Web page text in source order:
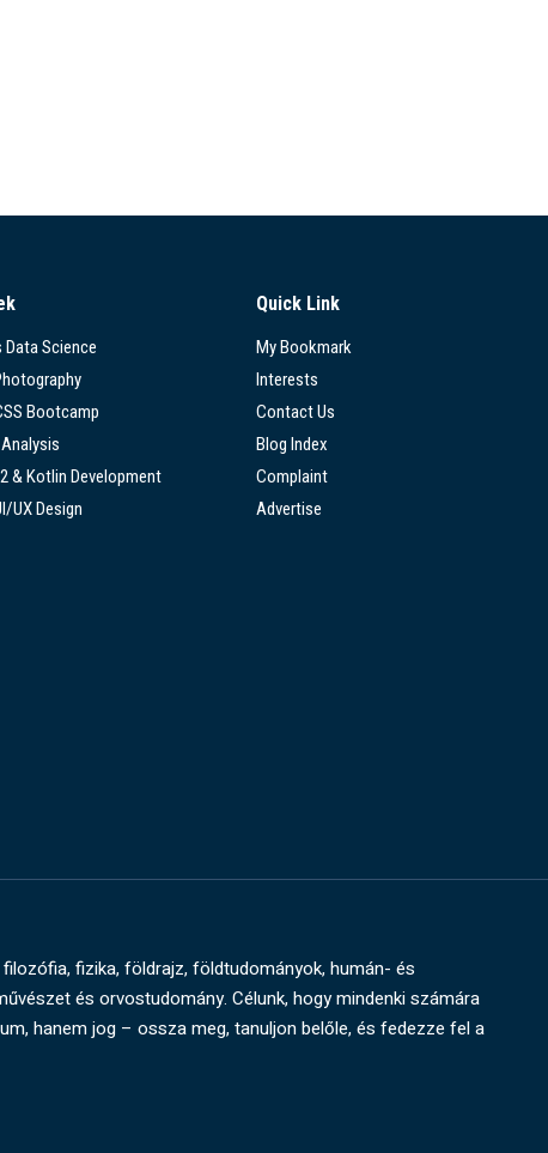
Science
Bootcamp
& Kotlin Development
UX Design
Quick Link
My Bookmark
Interests
Contact Us
Blog Index
Complaint
Advertise
fizika, földrajz, földtudományok, humán- és
és orvostudomány. Célunk, hogy mindenki számára
hanem jog – ossza meg, tanuljon belőle, és fedezze fel a